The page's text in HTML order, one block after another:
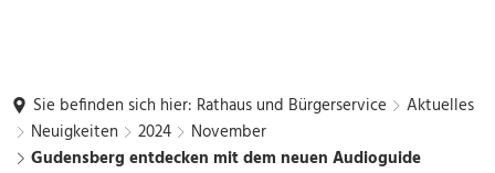
Sie befinden sich hier: Rathaus und Bürgerservice
Aktuelles
Neuigkeiten
2024
November
Gudensberg entdecken mit dem neuen Audioguide